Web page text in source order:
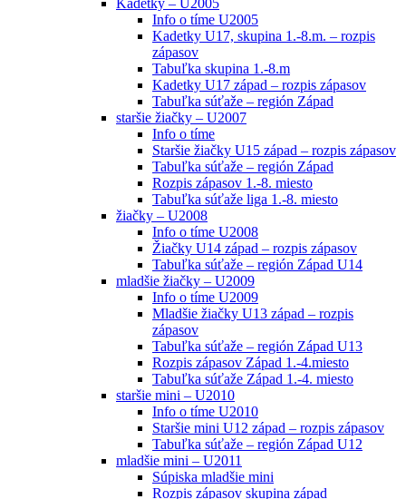
Info o tíme U2005
Kadetky U17, skupina 1.-8.m. – rozpis
zápasov
Tabuľka skupina 1.-8.m
Kadetky U17 západ – rozpis zápasov
Tabuľka súťaže – región Západ
staršie žiačky – U2007
Info o tíme
Staršie žiačky U15 západ – rozpis zápasov
Tabuľka súťaže – región Západ
Rozpis zápasov 1.-8. miesto
Tabuľka súťaže liga 1.-8. miesto
žiačky – U2008
Info o tíme U2008
Žiačky U14 západ – rozpis zápasov
Tabuľka súťaže – región Západ U14
mladšie žiačky – U2009
Info o tíme U2009
Mladšie žiačky U13 západ – rozpis
zápasov
Tabuľka súťaže – región Západ U13
Rozpis zápasov Západ 1.-4.miesto
Tabuľka súťaže Západ 1.-4. miesto
staršie mini – U2010
Info o tíme U2010
Staršie mini U12 západ – rozpis zápasov
Tabuľka súťaže – región Západ U12
mladšie mini – U2011
Súpiska mladšie mini
Rozpis zápasov skupina západ